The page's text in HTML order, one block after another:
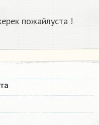
пожайлуста !